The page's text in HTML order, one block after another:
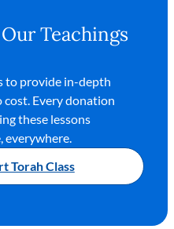
Teachings
to provide in-depth
cost. Every donation
these lessons
everywhere.
Torah Class